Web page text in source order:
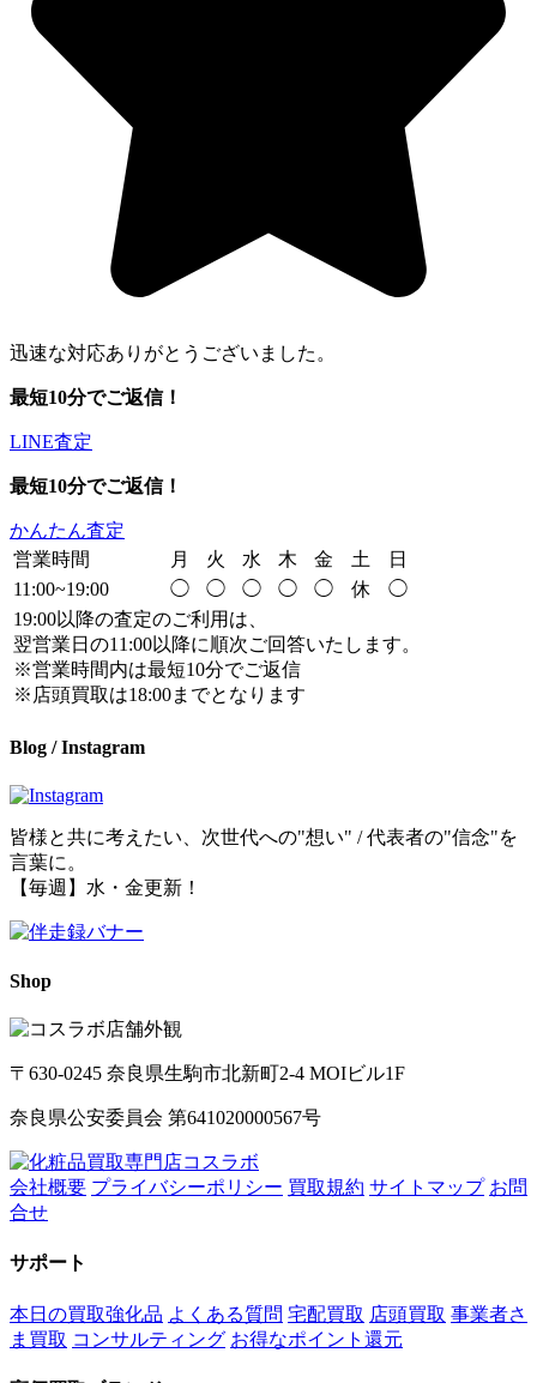
迅速な対応ありがとうございました。
最短10分でご返信！
LINE査定
最短10分でご返信！
かんたん査定
営業時間
月 火 水 木 金 土
日
11:00~19:00
◯ ◯ ◯ ◯ ◯ 休
◯
19:00以降の査定のご利用は、
翌営業日の11:00以降に順次ご回答いたします。
※営業時間内は最短10分でご返信
※店頭買取は18:00までとなります
Blog / Instagram
皆様と共に考えたい、次世代への"想い" / 代表者の"信念"を
言葉に。
【毎週】水・金更新！
Shop
〒630-0245 奈良県生駒市北新町2-4 MOIビル1F
奈良県公安委員会 第641020000567号
会社概要 プライバシーポリシー 買取規約 サイトマップ お問
合せ
サポート
本日の買取強化品 よくある質問 宅配買取 店頭買取 事業者さ
ま買取 コンサルティング お得なポイント還元